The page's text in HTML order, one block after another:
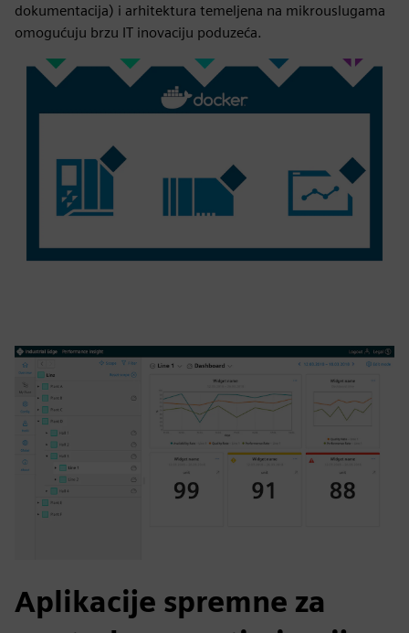
dokumentacija) i arhitektura temeljena na mikrouslugama
omogućuju brzu IT inovaciju poduzeća.
Aplikacije spremne za